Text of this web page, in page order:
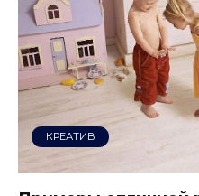
КРЕАТИВ